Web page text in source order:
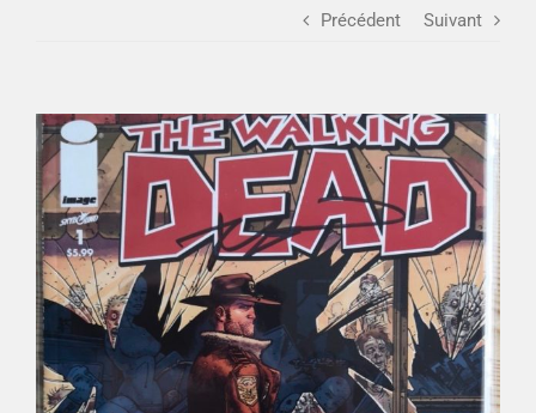
Pub
Livres & BD
Jeux & Jouets
Son & Cinéma
Précédent Suivant
Voir
l'image
agrandie